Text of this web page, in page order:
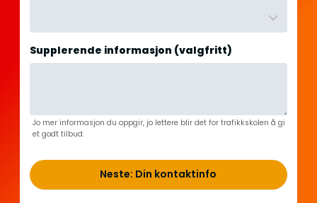
o
l
d
Supplerende informasjon (valgfritt)
Jo mer informasjon du oppgir, jo lettere blir det for trafikkskolen å gi
et godt tilbud.
Neste: Din kontaktinfo